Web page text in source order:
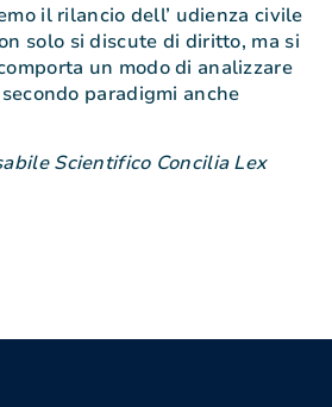
il rilancio dell’ udienza civile
solo si discute di diritto, ma si
un modo di analizzare
paradigmi anche
Scientifico Concilia Lex